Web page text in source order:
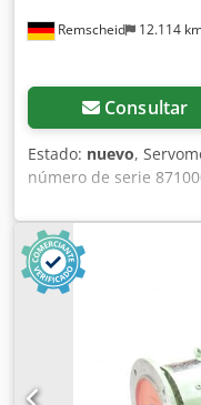
Remscheid 12.114
Consultar
Estado: nuevo,
número de serie
original abierto, 100
se corresponde con